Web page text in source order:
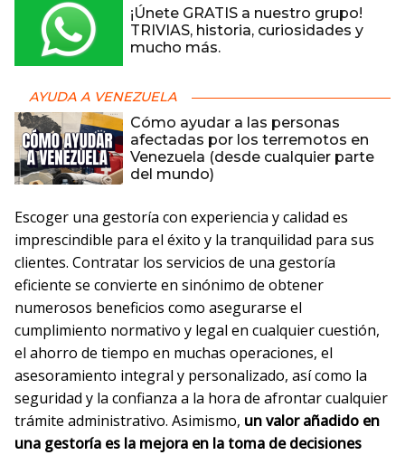
¡Únete GRATIS a nuestro grupo!
TRIVIAS, historia, curiosidades y
mucho más.
AYUDA A VENEZUELA
Cómo ayudar a las personas
afectadas por los terremotos en
Venezuela (desde cualquier parte
del mundo)
Escoger una gestoría con experiencia y calidad es
imprescindible para el éxito y la tranquilidad para sus
clientes. Contratar los servicios de una gestoría
eficiente se convierte en sinónimo de obtener
numerosos beneficios como asegurarse el
cumplimiento normativo y legal en cualquier cuestión,
el ahorro de tiempo en muchas operaciones, el
asesoramiento integral y personalizado, así como la
seguridad y la confianza a la hora de afrontar cualquier
trámite administrativo. Asimismo, un valor añadido en
una gestoría es la mejora en la toma de decisiones